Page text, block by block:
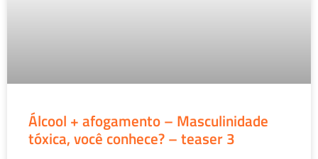
Álcool + afogamento – Masculinidade
tóxica, você conhece? – teaser 3